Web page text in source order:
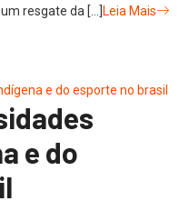
resgate da […]
Leia Mais
e do